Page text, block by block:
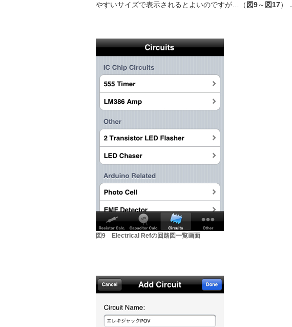
やすいサイズで表示されるとよいのですが…（ 図9 ～ 図17）．
図9 Electrical Refの回路図一覧画面